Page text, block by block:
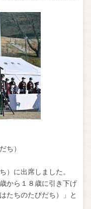
ち）
）に出席しました。
から１８歳に引き下げ
はたちのたびだち） 」 と